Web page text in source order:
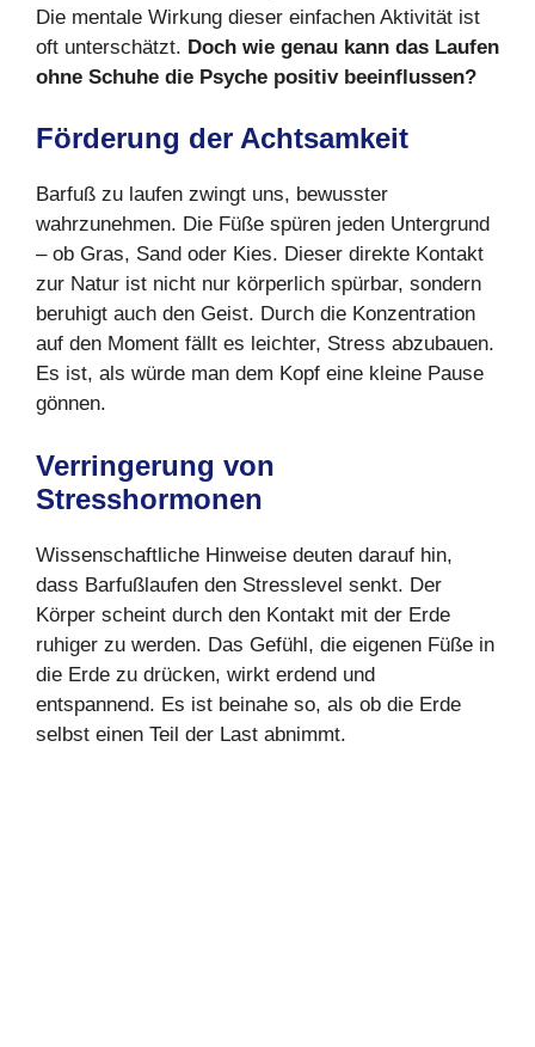
Die mentale Wirkung dieser einfachen Aktivität ist
oft unterschätzt. Doch wie genau kann das Laufen
ohne Schuhe die Psyche positiv beeinflussen?
Förderung der Achtsamkeit
Barfuß zu laufen zwingt uns, bewusster
wahrzunehmen. Die Füße spüren jeden Untergrund
– ob Gras, Sand oder Kies. Dieser direkte Kontakt
zur Natur ist nicht nur körperlich spürbar, sondern
beruhigt auch den Geist. Durch die Konzentration
auf den Moment fällt es leichter, Stress abzubauen.
Es ist, als würde man dem Kopf eine kleine Pause
gönnen.
Verringerung von
Stresshormonen
Wissenschaftliche Hinweise deuten darauf hin,
dass Barfußlaufen den Stresslevel senkt. Der
Körper scheint durch den Kontakt mit der Erde
ruhiger zu werden. Das Gefühl, die eigenen Füße in
die Erde zu drücken, wirkt erdend und
entspannend. Es ist beinahe so, als ob die Erde
selbst einen Teil der Last abnimmt.